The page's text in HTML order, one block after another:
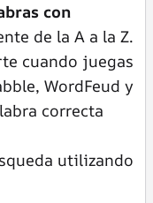
con
de la A a la Z.
cuando juegas
WordFeud y
correcta
utilizando